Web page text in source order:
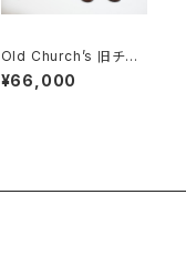
Old Church’s 旧チャ
ーチ 三都市 Chetwyn
d 85D
¥66,000